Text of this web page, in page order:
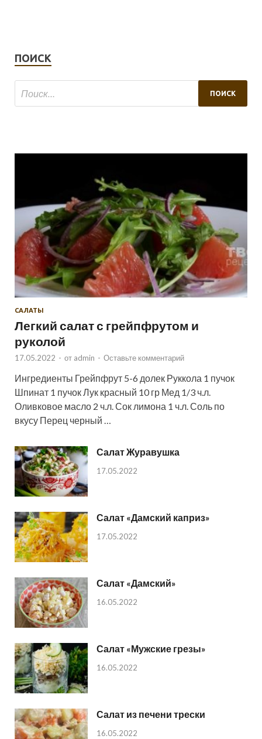
ПОИСК
САЛАТЫ
Легкий салат с грейпфрутом и
руколой
17.05.2022 - от admin - Оставьте комментарий
Ингредиенты Грейпфрут 5-6 долек Руккола 1 пучок
Шпинат 1 пучок Лук красный 10 гр Мед 1/3 ч.л.
Оливковое масло 2 ч.л. Сок лимона 1 ч.л. Соль по
вкусу Перец черный …
Салат Журавушка
17.05.2022
Салат «Дамский каприз»
17.05.2022
Салат «Дамский»
16.05.2022
Салат «Мужские грезы»
16.05.2022
Салат из печени трески
16.05.2022